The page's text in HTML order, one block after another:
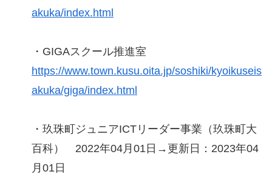
akuka/index.html
・GIGAスクール推進室
https://www.town.kusu.oita.jp/soshiki/kyoikuseis
akuka/giga/index.html
・玖珠町ジュニアICTリーダー事業（玖珠町大
百科） 2022年04月01日→更新日：2023年04
月01日